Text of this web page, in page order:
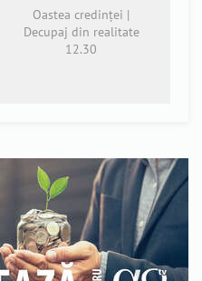
Oastea credinței |
Decupaj din realitate
12.30